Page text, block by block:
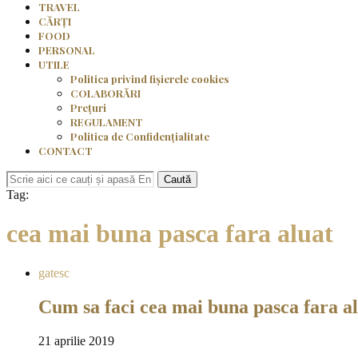
TRAVEL
CĂRȚI
FOOD
PERSONAL
UTILE
Politica privind fișierele cookies
COLABORĂRI
Prețuri
REGULAMENT
Politica de Confidențialitate
CONTACT
Caută
Tag:
cea mai buna pasca fara aluat
gatesc
Cum sa faci cea mai buna pasca fara
21 aprilie 2019